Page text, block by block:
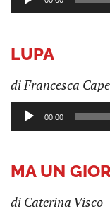
Player
LUPA
di Francesca
Audio
Player
00:00
MA UN
di Caterina Visco